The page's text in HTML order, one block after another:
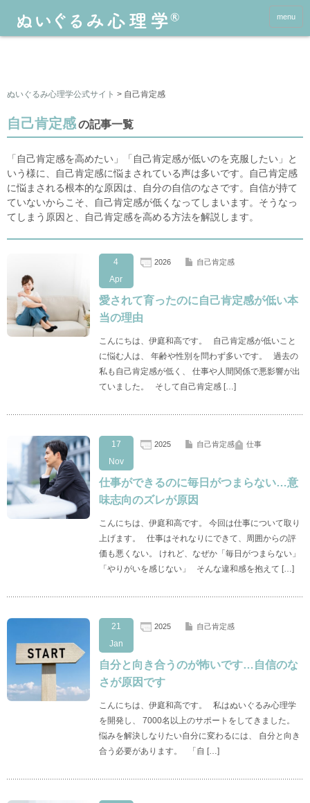
menu
ぬいぐるみ心理学公式サイト > 自己肯定感
自己肯定感の記事一覧
「自己肯定感を高めたい」「自己肯定感が低いのを克服したい」と
いう様に、自己肯定感に悩まされている声は多いです。自己肯定感
に悩まされる根本的な原因は、自分の自信のなさです。自信が持て
ていないからこそ、自己肯定感が低くなってしまいます。そうなっ
てしまう原因と、自己肯定感を高める方法を解説します。
4
Apr
2026 自己肯定感
愛されて育ったのに自己肯定感が低い本
当の理由
こんにちは、伊庭和高です。 自己肯定感が低いこと
に悩む人は、 年齢や性別を問わず多いです。 過去の
私も自己肯定感が低く、 仕事や人間関係で悪影響が出
ていました。 そして自己肯定感 […]
17
Nov
2025 自己肯定感 仕事
仕事ができるのに毎日がつまらない…意
味志向のズレが原因
こんにちは、伊庭和高です。 今回は仕事について取り
上げます。 仕事はそれなりにできて、周囲からの評
価も悪くない。 けれど、なぜか「毎日がつまらない」
「やりがいを感じない」 そんな違和感を抱えて […]
21
Jan
2025 自己肯定感
自分と向き合うのが怖いです…自信のな
さが原因です
こんにちは、伊庭和高です。 私はぬいぐるみ心理学
を開発し、 7000名以上のサポートをしてきました。
悩みを解決しなりたい自分に変わるには、 自分と向き
合う必要があります。 「自 […]